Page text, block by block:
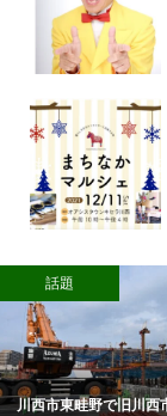
話題
川西市東畦野で旧川西